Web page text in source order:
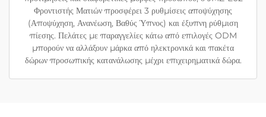
Φροντιστής Ματιών προσφέρει 3 ρυθμίσεις αποψύχησης
(Αποψύχηση, Ανανέωση, Βαθύς Ύπνος) και έξυπνη ρύθμιση
πίεσης. Πελάτες με παραγγελίες κάτω από επιλογές ODM
μπορούν να αλλάξουν μάρκα από ηλεκτρονικά και πακέτα
δώρων προσωπικής κατανάλωσης μέχρι επιχειρηματικά δώρα.